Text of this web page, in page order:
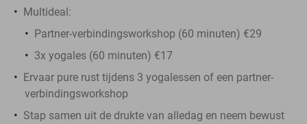
Multideal:
Partner-verbindingsworkshop (60 minuten) €29
3x yogales (60 minuten) €17
Ervaar pure rust tijdens 3 yogalessen of een partner-
verbindingsworkshop
Stap samen uit de drukte van alledag en neem bewust